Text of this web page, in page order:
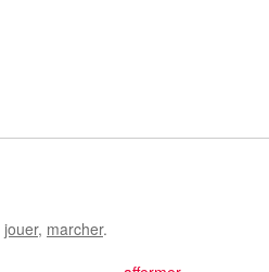
jouer, marcher.